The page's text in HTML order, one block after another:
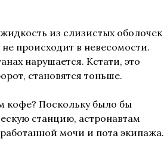
из слизистых оболочек
происходит в невесомости.
нарушается. Кстати, это
становятся тоньше.
кофе? Поскольку было бы
станцию, астронавтам
мочи и пота экипажа.